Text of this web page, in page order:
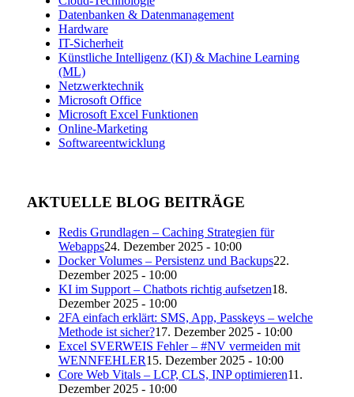
Datenbanken & Datenmanagement
Hardware
IT-Sicherheit
Künstliche Intelligenz (KI) & Machine Learning
(ML)
Netzwerktechnik
Microsoft Office
Microsoft Excel Funktionen
Online-Marketing
Softwareentwicklung
AKTUELLE BLOG BEITRÄGE
Redis Grundlagen – Caching Strategien für
Webapps24. Dezember 2025 - 10:00
Docker Volumes – Persistenz und Backups22.
Dezember 2025 - 10:00
KI im Support – Chatbots richtig aufsetzen18.
Dezember 2025 - 10:00
2FA einfach erklärt: SMS, App, Passkeys – welche
Methode ist sicher?17. Dezember 2025 - 10:00
Excel SVERWEIS Fehler – #NV vermeiden mit
WENNFEHLER15. Dezember 2025 - 10:00
Core Web Vitals – LCP, CLS, INP optimieren11.
Dezember 2025 - 10:00